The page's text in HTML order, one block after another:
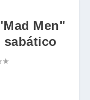
Men"
sabático